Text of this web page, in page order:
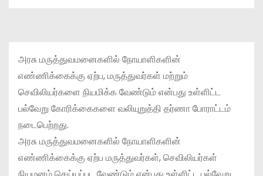
அரசு மருத்துவமனைகளில் நோயாளிகளின்
எண்ணிக்கைக்கு ஏற்ப, மருத்துவர்கள் மற்றும்
செவிலியர்களை நியமிக்க வேண்டும் என்பது உள்ளிட்ட
பல்வேறு கோரிக்கைகளை வலியுறுத்தி தர்ணா போராட்டம்
நடைபெற்றது.
அரசு மருத்துவமனைகளில் நோயாளிகளின்
எண்ணிக்கைக்கு ஏற்ப மருத்துவர்கள், செவிலியர்கள்